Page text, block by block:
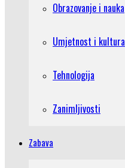
Obrazovanje i nauka
Umjetnost i kultura
Tehnologija
Zanimljivosti
Zabava